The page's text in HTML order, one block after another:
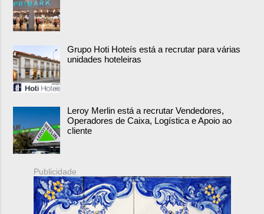
Grupo Hoti Hoteís está a recrutar para várias
unidades hoteleiras
Leroy Merlin está a recrutar Vendedores,
Operadores de Caixa, Logística e Apoio ao
cliente
Publicidade